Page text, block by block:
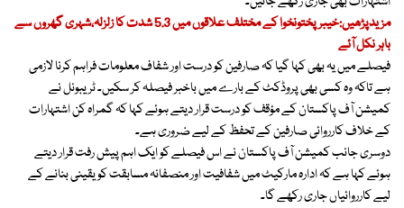
مزیدپڑھیں:خیبرپختونخوا کے مختلف علاقوں میں 5.3 شدت کا زلزلہ،شہری گھروں سے
باہر نکل آئے
فیصلے میں یہ بھی کہا گیا کہ صارفین کو درست اور شفاف معلومات فراہم کرنا لازمی
ہے تاکہ وہ کسی بھی پروڈکٹ کے بارے میں باخبر فیصلہ کر سکیں۔ ٹریبونل نے
کمیشن آف پاکستان کے مؤقف کو درست قرار دیتے ہوئے کہا کہ گمراہ کن اشتہارات
کے خلاف کارروائی صارفین کے تحفظ کے لیے ضروری ہے۔
دوسری جانب کمیشن آف پاکستان نے اس فیصلے کو ایک اہم پیش رفت قرار دیتے
ہوئے کہا ہے کہ ادارہ مارکیٹ میں شفافیت اور منصفانہ مسابقت کو یقینی بنانے کے
لیے کارروائیاں جاری رکھے گا۔